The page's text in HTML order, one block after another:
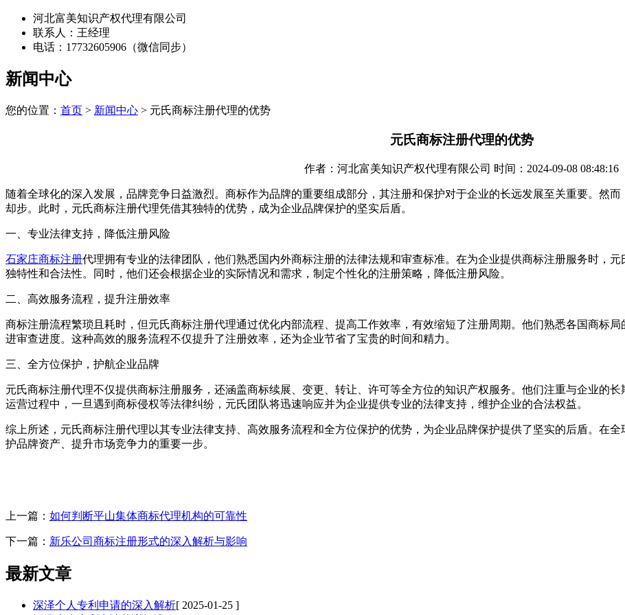
河北富美知识产权代理有限公司
联系人：王经理
电话：17732605906（微信同步）
新闻中心
您的位置： 首页 > 新闻中心 > 元氏商标注册代理的优势
元氏商标注册代理的优势
作者：河北富美知识产权代理有限公司 时间：2024-09-08 08:48:16
随着全球化的深入发展，品牌竞争日益激烈。商标作为品牌的重要组成部分，其注册和保护对于企业的长远发展至关重要。然
却步。此时，元氏商标注册代理凭借其独特的优势，成为企业品牌保护的坚实后盾。
一、专业法律支持，降低注册风险
石家庄商标注册代理拥有专业的法律团队，他们熟悉国内外商标注册的法律法规和审查标准。在为企业提供商标注册服务时，
独特性和合法性。同时，他们还会根据企业的实际情况和需求，制定个性化的注册策略，降低注册风险。
二、高效服务流程，提升注册效率
商标注册流程繁琐且耗时，但元氏商标注册代理通过优化内部流程、提高工作效率，有效缩短了注册周期。他们熟悉各国商标
进审查进度。这种高效的服务流程不仅提升了注册效率，还为企业节省了宝贵的时间和精力。
三、全方位保护，护航企业品牌
元氏商标注册代理不仅提供商标注册服务，还涵盖商标续展、变更、转让、许可等全方位的知识产权服务。他们注重与企业的
运营过程中，一旦遇到商标侵权等法律纠纷，元氏团队将迅速响应并为企业提供专业的法律支持，维护企业的合法权益。
综上所述，元氏商标注册代理以其专业法律支持、高效服务流程和全方位保护的优势，为企业品牌保护提供了坚实的后盾。在
护品牌资产、提升市场竞争力的重要一步。
上一篇： 如何判断平山集体商标代理机构的可靠性
下一篇： 新乐公司商标注册形式的深入解析与影响
最新文章
深泽个人专利申请的深入解析[ 2025-01-25 ]